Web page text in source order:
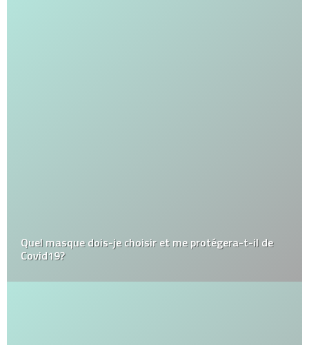
Quel masque dois-je choisir et me protégera-t-il de
Covid19?